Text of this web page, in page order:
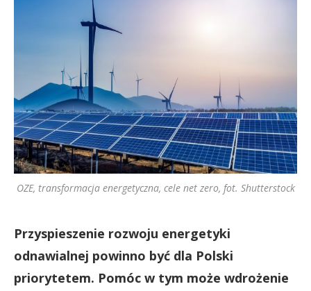
OZE, transformacja energetyczna, cele net zero, fot. Shutterstock
Przyspieszenie rozwoju energetyki
odnawialnej powinno być dla Polski
priorytetem. Pomóc w tym może wdrożenie